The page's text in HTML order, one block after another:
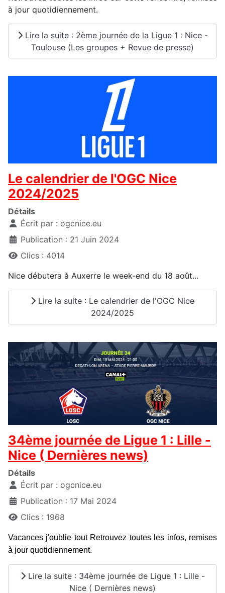
à jour quotidiennement.
Lire la suite : 2ème journée de la Ligue 1 : Nice -
Toulouse (Les groupes + Revue de presse)
Le calendrier de l'OGC Nice
2024/2025
Détails
Écrit par : ogcnice.eu
Publication : 21 Juin 2024
Clics : 4014
Nice débutera à Auxerre le week-end du 18 août...
Lire la suite : Le calendrier de l'OGC Nice
2024/2025
34ème journée de Ligue 1 : Lille -
Nice ( Dernières news)
Détails
Écrit par : ogcnice.eu
Publication : 17 Mai 2024
Clics : 1968
Vacances j'oublie tout Retrouvez toutes les infos, remises
à jour quotidiennement.
Lire la suite : 34ème journée de Ligue 1 : Lille -
Nice ( Dernières news)